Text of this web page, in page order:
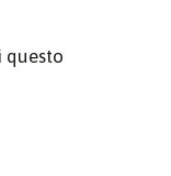
questo